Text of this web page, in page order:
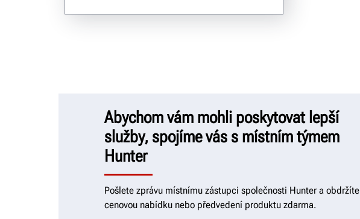
Abychom vám mohli poskytovat lepší
služby, spojíme vás s místním týmem
Hunter
Pošlete zprávu místnímu zástupci společnosti Hunter a obdržíte
cenovou nabídku nebo předvedení produktu zdarma.